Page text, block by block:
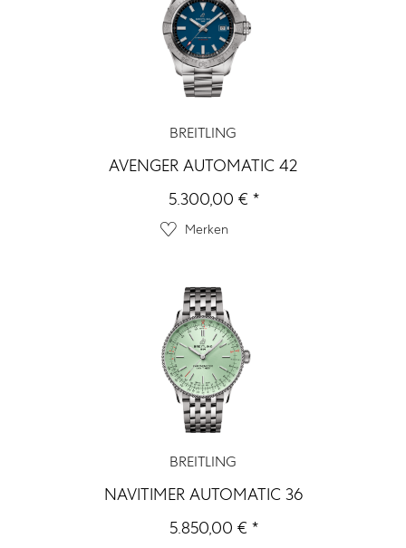
BREITLING
AVENGER AUTOMATIC 42
5.300,00 € *
Merken
BREITLING
NAVITIMER AUTOMATIC 36
5.850,00 € *